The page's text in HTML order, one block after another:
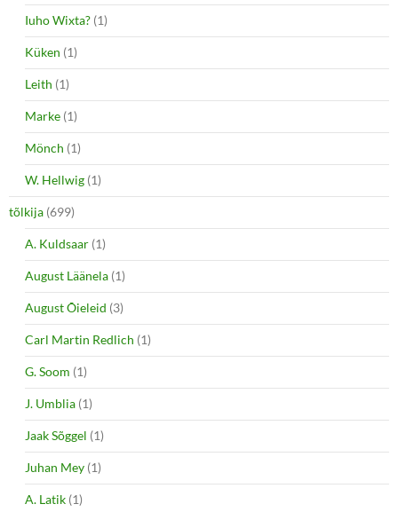
Iuho Wixta? (1)
Küken (1)
Leith (1)
Marke (1)
Mönch (1)
W. Hellwig (1)
tõlkija (699)
A. Kuldsaar (1)
August Läänela (1)
August Õieleid (3)
Carl Martin Redlich (1)
G. Soom (1)
J. Umblia (1)
Jaak Sõggel (1)
Juhan Mey (1)
A. Latik (1)